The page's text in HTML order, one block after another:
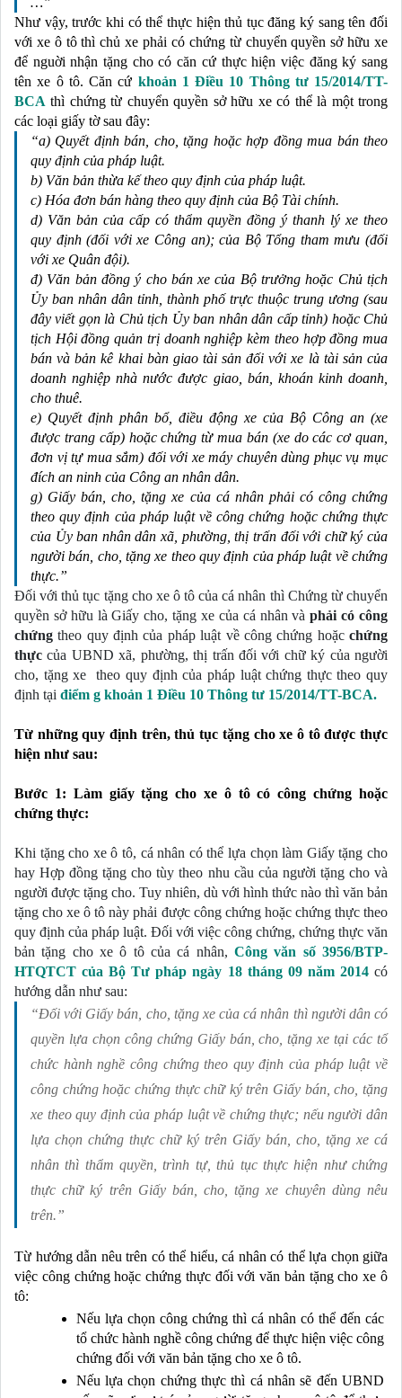
Như vậy, trước khi có thể thực hiện thủ tục đăng ký sang tên đối
với xe ô tô thì chủ xe phải có chứng từ chuyển quyền sở hữu xe
để nguời nhận tặng cho có căn cứ thực hiện việc đăng ký sang
tên xe ô tô. Căn cứ khoản 1 Điều 10 Thông tư 15/2014/TT-
BCA thì chứng từ chuyển quyền sở hữu xe có thể là một trong
các loại giấy tờ sau đây:
“a) Quyết định bán, cho, tặng hoặc hợp đồng mua bán theo
quy định của pháp luật.
b) Văn bản thừa kế theo quy định của pháp luật.
c) Hóa đơn bán hàng theo quy định của Bộ Tài chính.
d) Văn bản của cấp có thẩm quyền đồng ý thanh lý xe theo
quy định (đối với xe Công an); của Bộ Tổng tham mưu (đối
với xe Quân đội).
đ) Văn bản đồng ý cho bán xe của Bộ trưởng hoặc Chủ tịch
Ủy ban nhân dân tỉnh, thành phố trực thuộc trung ương (sau
đây viết gọn là Chủ tịch Ủy ban nhân dân cấp tỉnh) hoặc Chủ
tịch Hội đồng quản trị doanh nghiệp kèm theo hợp đồng mua
bán và bản kê khai bàn giao tài sản đối với xe là tài sản của
doanh nghiệp nhà nước được giao, bán, khoán kinh doanh,
cho thuê.
e) Quyết định phân bổ, điều động xe của Bộ Công an (xe
được trang cấp) hoặc chứng từ mua bán (xe do các cơ quan,
đơn vị tự mua sắm) đối với xe máy chuyên dùng phục vụ mục
đích an ninh của Công an nhân dân.
g) Giấy bán, cho, tặng xe của cá nhân phải có công chứng
theo quy định của pháp luật về công chứng hoặc chứng thực
của Ủy ban nhân dân xã, phường, thị trấn đối với chữ ký của
người bán, cho, tặng xe theo quy định của pháp luật về chứng
thực.”
Đối với thủ tục tặng cho xe ô tô của cá nhân thì Chứng từ chuyển
quyền sở hữu là Giấy cho, tặng xe của cá nhân và phải có công
chứng theo quy định của pháp luật về công chứng hoặc chứng
thực của UBND xã, phường, thị trấn đối với chữ ký của người
cho, tặng xe  theo quy định của pháp luật chứng thực theo quy
định tại điểm g khoản 1 Điều 10 Thông tư 15/2014/TT-BCA.
Từ những quy định trên, thủ tục tặng cho xe ô tô được thực
hiện như sau:
Bước 1: Làm giấy tặng cho xe ô tô có công chứng hoặc
chứng thực:
Khi tặng cho xe ô tô, cá nhân có thể lựa chọn làm Giấy tặng cho
hay Hợp đồng tặng cho tùy theo nhu cầu của người tặng cho và
người được tặng cho. Tuy nhiên, dù với hình thức nào thì văn bản
tặng cho xe ô tô này phải được công chứng hoặc chứng thực theo
quy định của pháp luật. Đối với việc công chứng, chứng thực văn
bản tặng cho xe ô tô của cá nhân, Công văn số 3956/BTP-
HTQTCT của Bộ Tư pháp ngày 18 tháng 09 năm 2014 có
hướng dẫn như sau:
“Đối với Giấy bán, cho, tặng xe của cá nhân thì người dân có
quyền lựa chọn công chứng Giấy bán, cho, tặng xe tại các tổ
chức hành nghề công chứng theo quy định của pháp luật về
công chứng hoặc chứng thực chữ ký trên Giấy bán, cho, tặng
xe theo quy định của pháp luật về chứng thực; nếu người dân
lựa chọn chứng thực chữ ký trên Giấy bán, cho, tặng xe cá
nhân thì thẩm quyền, trình tự, thủ tục thực hiện như chứng
thực chữ ký trên Giấy bán, cho, tặng xe chuyên dùng nêu
trên.”
Từ hướng dẫn nêu trên có thể hiểu, cá nhân có thể lựa chọn giữa
việc công chứng hoặc chứng thực đối với văn bản tặng cho xe ô
tô:
Nếu lựa chọn công chứng thì cá nhân có thể đến các
tổ chức hành nghề công chứng để thực hiện việc công
chứng đối với văn bản tặng cho xe ô tô.
Nếu lựa chọn chứng thực thì cá nhân sẽ đến UBND